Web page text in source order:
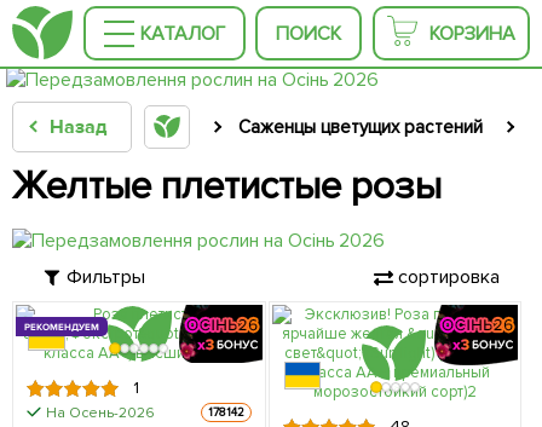
КАТАЛОГ ПОИСК КОРЗИНА
Назад Саженцы цветущих растений
Желтые плетистые розы
Фильтры сортировка
РЕКОМЕНДУЕМ
1
На Осень-2026 178142